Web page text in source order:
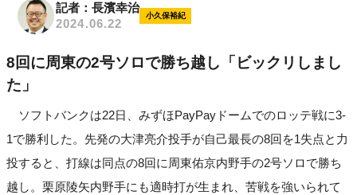
記者：長濱幸治
2024.06.22
小久保裕紀
8回に周東の2号ソロで勝ち越し「ビックリしまし
た」
ソフトバンクは22日、みずほPayPayドームでのロッテ戦に3-
1で勝利した。先発の大津亮介投手が自己最長の8回を1失点と力
投すると、打線は同点の8回に周東佑京内野手の2号ソロで勝ち
越し。栗原陵矢内野手にも適時打が生まれ、苦戦を強いられて